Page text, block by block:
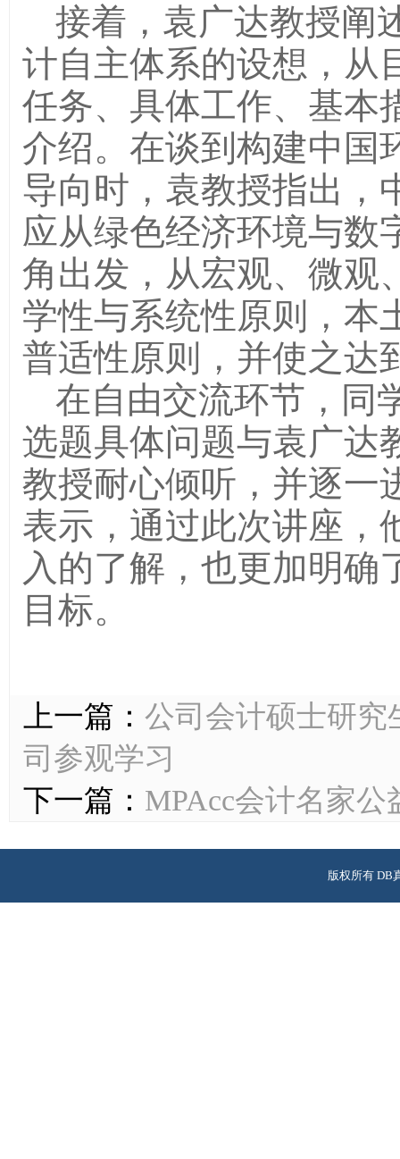
接着，袁广达教授阐
计自主体系的设想，从
任务、具体工作、基本
介绍。在谈到构建中国
导向时，袁教授指出，
应从绿色经济环境与数
角出发，从宏观、微观
学性与系统性原则，本
普适性原则，并使之达
在自由交流环节，同
选题具体问题与袁广达
教授耐心倾听，并逐一
表示，通过此次讲座，
入的了解，也更加明确
目标。
上一篇： 公司会计硕士研究
司参观学习
下一篇： MPAcc会计名家
版权所有 DB